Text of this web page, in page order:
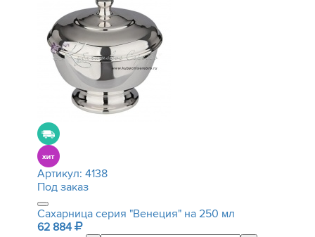
Артикул: 4138
Под заказ
Сахарница серия "Венеция" на 250 мл
62 884